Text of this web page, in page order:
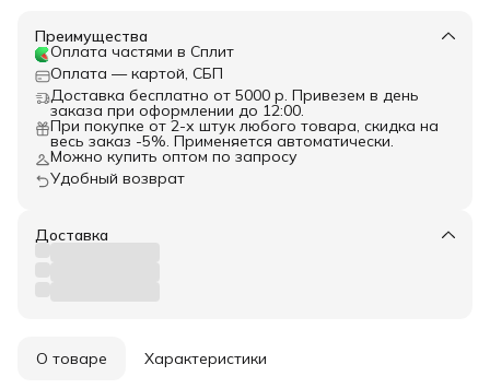
Преимущества
Оплата частями в Сплит
Оплата — картой, СБП
Доставка бесплатно от 5000 р. Привезем в день
заказа при оформлении до 12:00.
При покупке от 2-х штук любого товара, скидка на
весь заказ -5%. Применяется автоматически.
Можно купить оптом по запросу
Удобный возврат
Доставка
О товаре Характеристики